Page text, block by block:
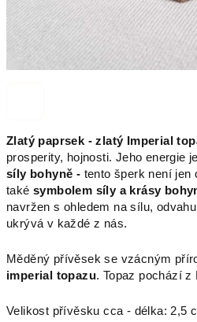
Zlatý paprsek - z latý Imperial
prosperity, hojnosti. Jeho energie
síly bohyně - tento šperk není jen
také symbolem síly a krásy
navržen s ohledem na sílu,
ukrývá v každé z nás.
Měděný přívěsek se vzácným
imperial topazu. Topaz pochází z
Velikost přívěsku cca - délka: 2,5